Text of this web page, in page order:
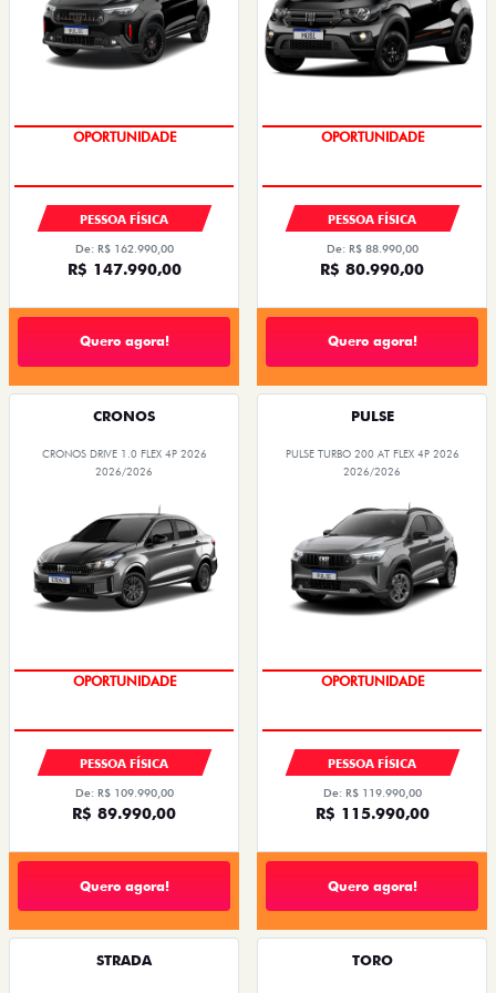
COM USADO NA TROCA
PESSOA FÍSICA
De: R$ 162.990,00
R$ 147.990,00
Quero agora!
OPORTUNIDADE
PESSOA FÍSICA
De: R$ 88.990,00
R$ 80.990,00
Quero agora!
CRONOS
CRONOS DRIVE 1.0 FLEX 4P 2026
2026/2026
COM USADO NA TROCA
PESSOA FÍSICA
De: R$ 109.990,00
R$ 89.990,00
Quero agora!
PULSE
PULSE TURBO 200 AT FLEX 4P 2026
2026/2026
COM USADO NA TROCA
PESSOA FÍSICA
De: R$ 119.990,00
R$ 115.990,00
Quero agora!
STRADA TORO